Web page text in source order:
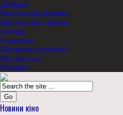
Добірки
Відгуки про фільми
Відгуки про серіали
Актори
Режисери
Підтримка редакції
Про kinowar
Реклама
Go
Новини кіно